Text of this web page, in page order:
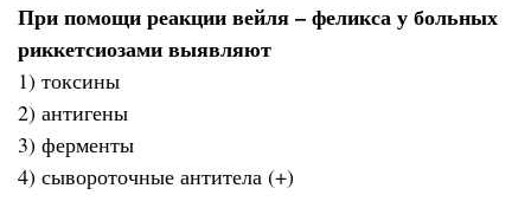
При помощи реакции вейля – феликса у больных
риккетсиозами выявляют
1) токсины
2) антигены
3) ферменты
4) сывороточные антитела (+)